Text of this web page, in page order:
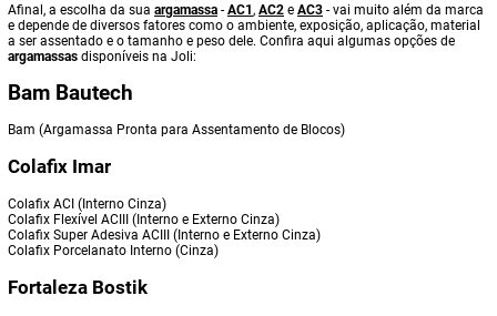
Afinal, a escolha da sua argamassa - AC1 , AC2 e AC3 - vai muito além da marca
e depende de diversos fatores como o ambiente, exposição, aplicação, material
a ser assentado e o tamanho e peso dele. Confira aqui algumas opções de
argamassas disponíveis na Joli:
Bam Bautech
Bam (Argamassa Pronta para Assentamento de Blocos)
Colafix Imar
Colafix ACI (Interno Cinza)
Colafix Flexível ACIII (Interno e Externo Cinza)
Colafix Super Adesiva ACIII (Interno e Externo Cinza)
Colafix Porcelanato Interno (Cinza)
Fortaleza Bostik